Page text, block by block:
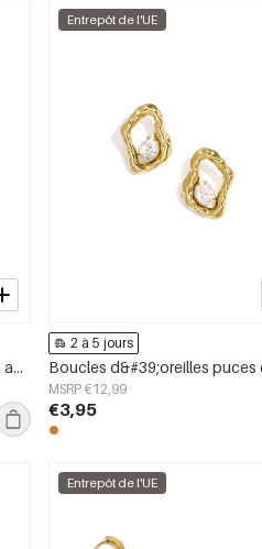
Boucles d&#39;oreilles puces en acier inoxydable, forme irrégulière, collection Simple Daily Simple, bijoux pour femmes
Entrepôt de l'UE
2 à 5 jours
MSRP €12,99
€3,95
Entrepôt de l'UE